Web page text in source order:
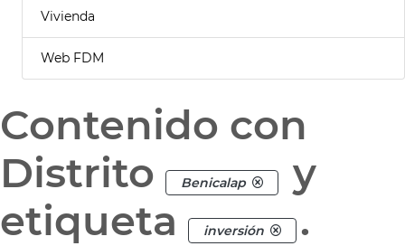
Vivienda
Web FDM
Contenido con
Distrito
Benicalap
y
etiqueta
inversión .